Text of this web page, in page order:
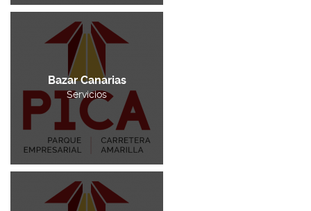
Bazar Canarias
Servicios